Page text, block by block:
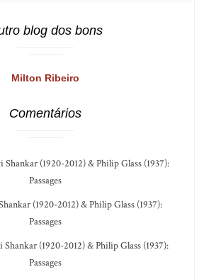
blog dos bons
Milton Ribeiro
Comentários
Shankar (1920-2012) & Philip Glass (1937):
Passages
(1920-2012) & Philip Glass (1937):
Passages
Shankar (1920-2012) & Philip Glass (1937):
Passages